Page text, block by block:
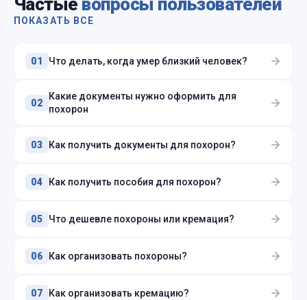
Частые вопросы пользователей
ПОКАЗАТЬ ВСЕ
01 Что делать, когда умер близкий человек?
02
Какие документы нужно оформить для
похорон
03 Как получить документы для похорон?
04 Как получить пособия для похорон?
05 Что дешевле похороны или кремация?
06 Как организовать похороны?
07 Как организовать кремацию?